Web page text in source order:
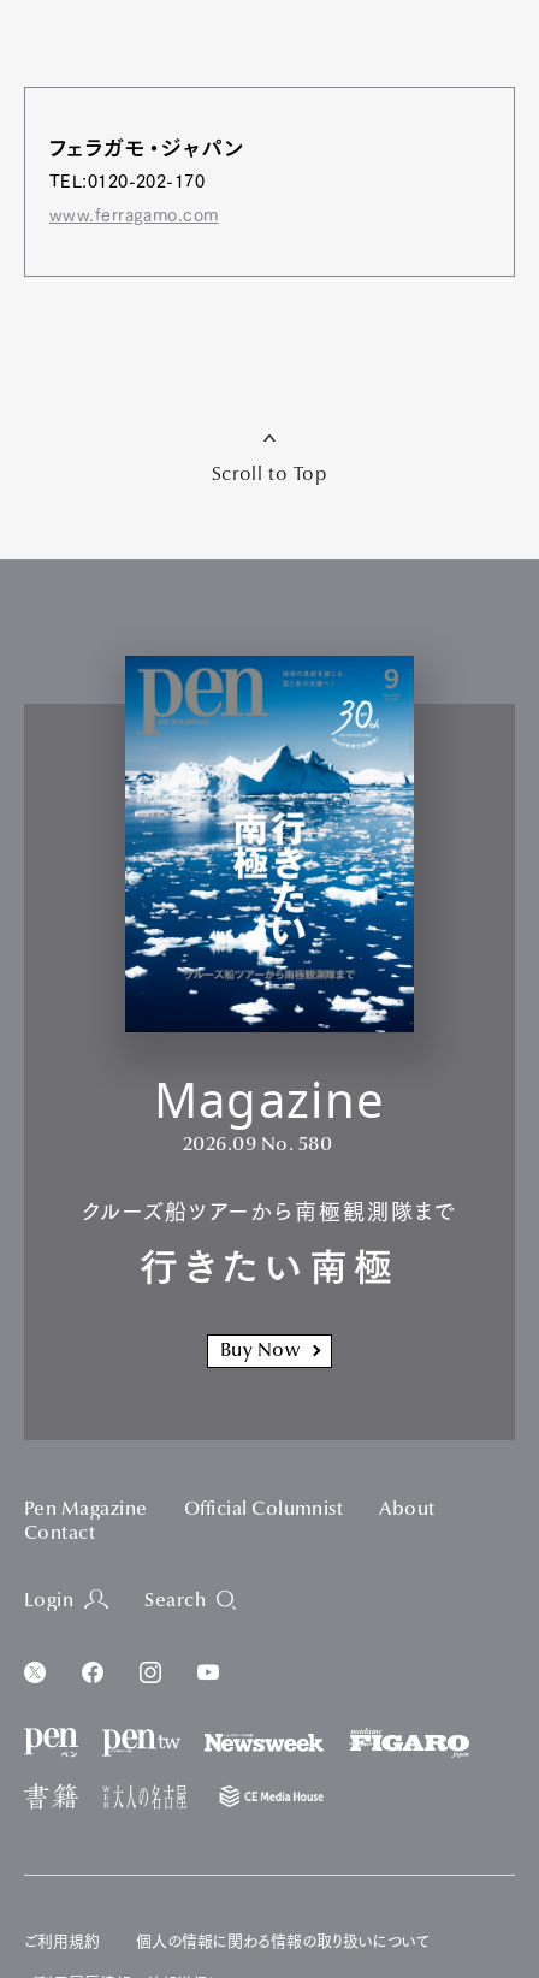
フェラガモ・ジャパン
TEL:0120-202-170
www.ferragamo.com
Scroll to Top
Magazine
2026.09 No. 580
クルーズ船ツアーから南極観測隊まで
行きたい南極
Buy Now
Pen Magazine Official Columnist
About
Contact
Login Search
ご利用規約 個人の情報に関わる情報の取り扱いについて